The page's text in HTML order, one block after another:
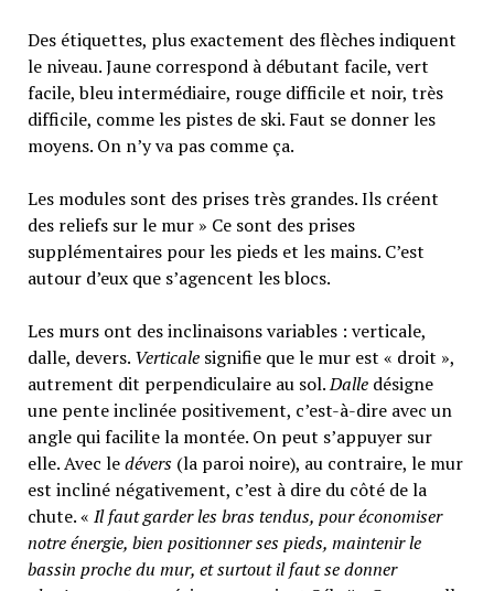
Des étiquettes, plus exactement des flèches indiquent
le niveau. Jaune correspond à débutant facile, vert
facile, bleu intermédiaire, rouge difficile et noir, très
difficile, comme les pistes de ski. Faut se donner les
moyens. On n’y va pas comme ça.
Les modules sont des prises très grandes. Ils créent
des reliefs sur le mur » Ce sont des prises
supplémentaires pour les pieds et les mains. C’est
autour d’eux que s’agencent les blocs.
Les murs ont des inclinaisons variables : verticale,
dalle, devers. Verticalesignifie que le mur est « droit »,
autrement dit perpendiculaire au sol.Dalledésigne
une pente inclinée positivement, c’est-à-dire avec un
angle qui facilite la montée. On peut s’appuyer sur
elle. Avec ledévers(la paroi noire), au contraire, le mur
est incliné négativement, c’est à dire du côté de la
chute. « Il faut garder les bras tendus, pour économiser
notre énergie, bien positionner ses pieds, maintenir le
bassin proche du mur, et surtout il faut se donner